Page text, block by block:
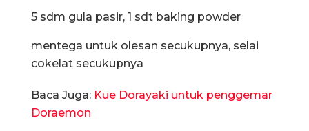
5 sdm gula pasir, 1 sdt baking powder
mentega untuk olesan secukupnya, selai
cokelat secukupnya
Baca Juga: Kue Dorayaki untuk penggemar
Doraemon